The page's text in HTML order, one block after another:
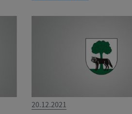
20.12.2021